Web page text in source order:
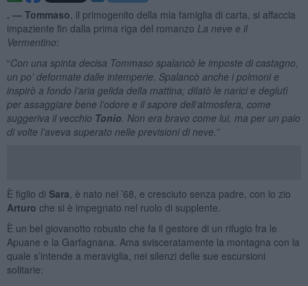
. — Tommaso , il primogenito della mia famiglia di carta, si affaccia
impaziente fin dalla prima riga del romanzo La neve e il
Vermentino:
“Con una spinta decisa Tommaso spalancò le imposte di castagno,
un po’ deformate dalle intemperie. Spalancò anche i polmoni e
inspirò a fondo l’aria gelida della mattina; dilatò le narici e deglutì
per assaggiare bene l’odore e il sapore dell’atmosfera, come
suggeriva il vecchio Tonio . Non era bravo come lui, ma per un paio
di volte l’aveva superato nelle previsioni di neve.”
È figlio di Sara , è nato nel ’68, e cresciuto senza padre, con lo zio
Arturo che si è impegnato nel ruolo di supplente.
È un bel giovanotto robusto che fa il gestore di un rifugio fra le
Apuane e la Garfagnana. Ama svisceratamente la montagna con la
quale s’intende a meraviglia, nei silenzi delle sue escursioni
solitarie: